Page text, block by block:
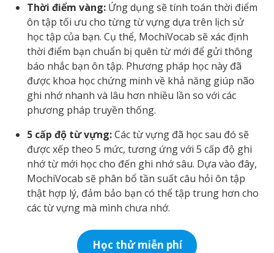
Thời điểm vàng: Ứng dụng sẽ tính toán thời điểm
ôn tập tối ưu cho từng từ vựng dựa trên lịch sử
học tập của bạn. Cụ thể, MochiVocab sẽ xác định
thời điểm bạn chuẩn bị quên từ mới để gửi thông
báo nhắc bạn ôn tập. Phương pháp học này đã
được khoa học chứng minh về khả năng giúp não
ghi nhớ nhanh và lâu hơn nhiều lần so với các
phương pháp truyền thống.
5 cấp độ từ vựng:Các từ vựng đã học sau đó sẽ
được xếp theo 5 mức, tương ứng với 5 cấp độ ghi
nhớ từ mới học cho đến ghi nhớ sâu. Dựa vào đây,
MochiVocab sẽ phân bổ tần suất câu hỏi ôn tập
thật hợp lý, đảm bảo bạn có thể tập trung hơn cho
các từ vựng mà mình chưa nhớ.
Học thử miễn phí